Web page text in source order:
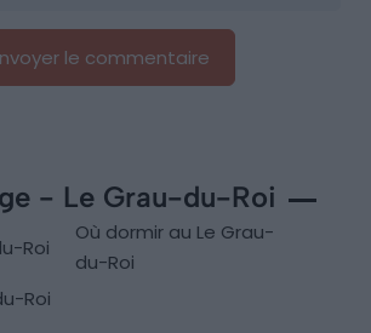
- Le Grau-du-Roi
Roi
Où dormir au Le Grau-
du-Roi
Roi